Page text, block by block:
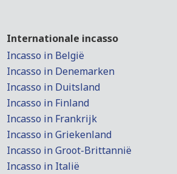
Internationale incasso
Incasso in België
Incasso in Denemarken
Incasso in Duitsland
Incasso in Finland
Incasso in Frankrijk
Incasso in Griekenland
Incasso in Groot-Brittannië
Incasso in Italië